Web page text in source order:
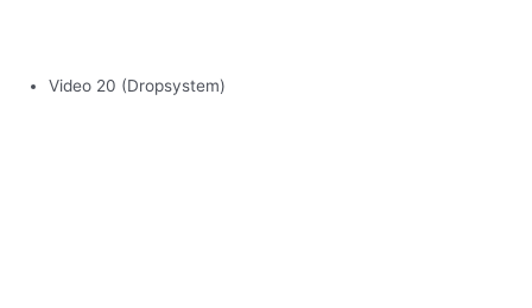
Video 20 (Dropsystem)